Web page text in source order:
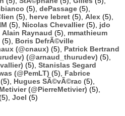
(5), dePassage (5),
(5), herve lebret (5), Alex (5),
(5), Nicolas Chevallier(5), jdo
Alain Raynaud (5), mmathieum
(5), Boris DefrÃ©ville
(@cnaux) (5), Patrick Bertrand
(@arnaud_thurudev) (5),
(5), Stanislas Segard
(@PemLT) (5), Fabrice
(5), Hugues SÃ©vÃ©rac (5),
(@PierreMetivier) (5),
Joel (5)